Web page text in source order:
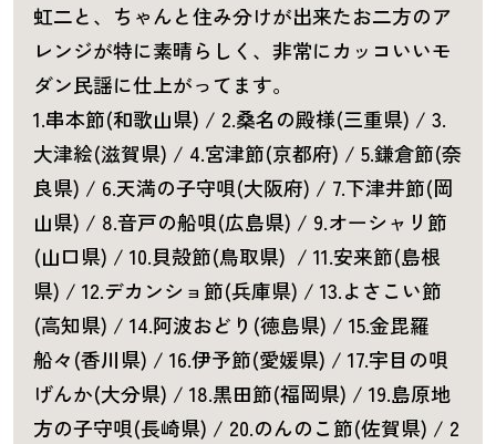
虹二と、ちゃんと住み分けが出来たお二方のア
レンジが特に素晴らしく、非常にカッコいいモ
ダン民謡に仕上がってます。
1.串本節(和歌山県) / 2.桑名の殿様(三重県) / 3.
大津絵(滋賀県) / 4.宮津節(京都府) / 5.鎌倉節(奈
良県) / 6.天満の子守唄(大阪府) / 7.下津井節(岡
山県) / 8.音戸の船唄(広島県) / 9.オーシャリ節
(山口県) / 10.貝殻節(鳥取県) / 11.安来節(島根
県) / 12.デカンショ節(兵庫県) / 13.よさこい節
(高知県) / 14.阿波おどり(徳島県) / 15.金毘羅
船々(香川県) / 16.伊予節(愛媛県) / 17.宇目の唄
げんか(大分県) / 18.黒田節(福岡県) / 19.島原地
方の子守唄(長崎県) / 20.のんのこ節(佐賀県) / 2